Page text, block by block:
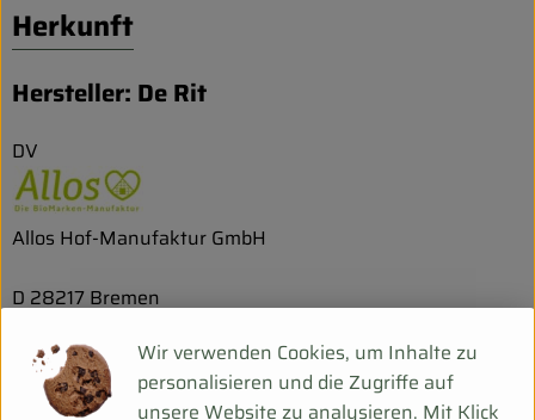
Herkunft
Hersteller: De Rit
DV
Allos Hof-Manufaktur GmbH
D 28217 Bremen
De Rit: vielfältiger Genuss in Bio-
Wir verwenden Cookies, um Inhalte zu
personalisieren und die Zugriffe auf
unsere Website zu analysieren. Mit Klick